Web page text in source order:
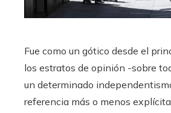
Fue como un gótico desde el
los estratos de opinión -sobre
un determinado
referencia más o menos